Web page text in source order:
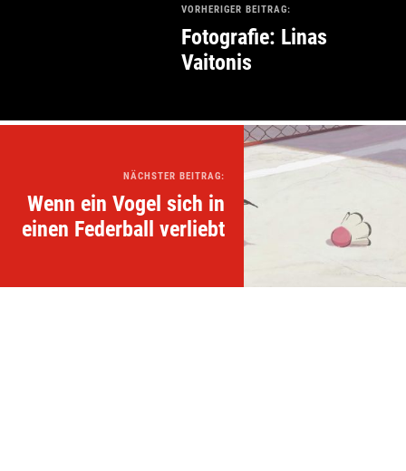
VORHERIGER BEITRAG:
Fotografie: Linas
Vaitonis
NÄCHSTER BEITRAG:
Wenn ein Vogel sich in
einen Federball verliebt